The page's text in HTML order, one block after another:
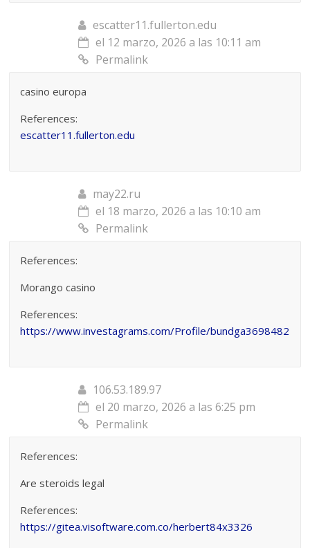
escatter11.fullerton.edu
el 12 marzo, 2026 a las 10:11 am
Permalink
casino europa
References:
escatter11.fullerton.edu
may22.ru
el 18 marzo, 2026 a las 10:10 am
Permalink
References:
Morango casino
References:
https://www.investagrams.com/Profile/bundga3698482
106.53.189.97
el 20 marzo, 2026 a las 6:25 pm
Permalink
References:
Are steroids legal
References:
https://gitea.visoftware.com.co/herbert84x3326